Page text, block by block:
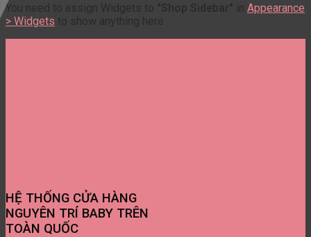
You need to assign Widgets to
"Shop Sidebar"
Appearance
> Widgets to show anything here
HỆ THỐNG CỬA HÀNG
NGUYÊN TRÍ BABY TRÊN
TOÀN QUỐC